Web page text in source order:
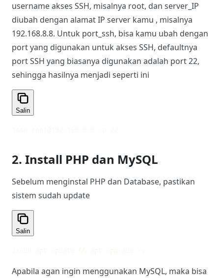
username akses SSH, misalnya root, dan server_IP
diubah dengan alamat IP server kamu , misalnya
192.168.8.8. Untuk port_ssh, bisa kamu ubah dengan
port yang digunakan untuk akses SSH, defaultnya
port SSH yang biasanya digunakan adalah port 22,
sehingga hasilnya menjadi seperti ini
Salin
2. Install PHP dan MySQL
Sebelum menginstal PHP dan Database, pastikan
sistem sudah update
Salin
Apabila agan ingin menggunakan MySQL, maka bisa